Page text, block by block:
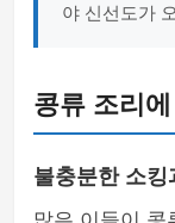
야 신선도가
콩류 조리
불충분한 소킹